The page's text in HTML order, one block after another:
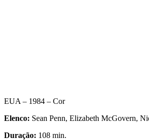
EUA – 1984 – Cor
Elenco: Sean Penn, Elizabeth McGovern,
Duração: 108 min.